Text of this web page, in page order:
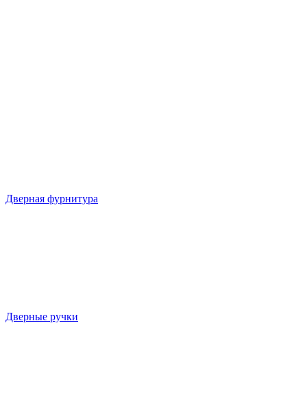
Дверная фурнитура
Дверные ручки